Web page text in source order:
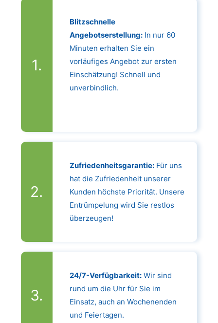
Blitzschnelle
Angebotserstellung:In nur 60
Minuten erhalten Sie ein
vorläufiges Angebot zur ersten
Einschätzung! Schnell und
unverbindlich.
Zufriedenheitsgarantie:Für uns
hat die Zufriedenheit unserer
Kunden höchste Priorität. Unsere
Entrümpelung wird Sie restlos
überzeugen!
24/7-Verfügbarkeit:Wir sind
rund um die Uhr für Sie im
Einsatz, auch an Wochenenden
und Feiertagen.